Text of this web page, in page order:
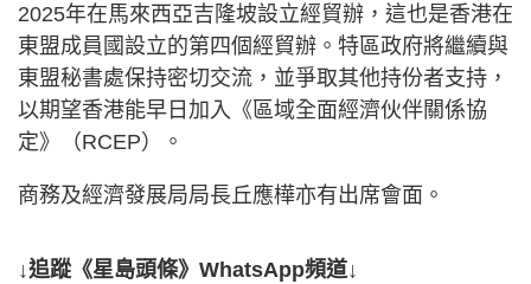
2025年在馬來西亞吉隆坡設立經貿辦，這也是香港在
東盟成員國設立的第四個經貿辦。特區政府將繼續與
東盟秘書處保持密切交流，並爭取其他持份者支持，
以期望香港能早日加入《區域全面經濟伙伴關係協
定》（RCEP）。
商務及經濟發展局局長丘應樺亦有出席會面。
↓追蹤《星島頭條》WhatsApp頻道↓